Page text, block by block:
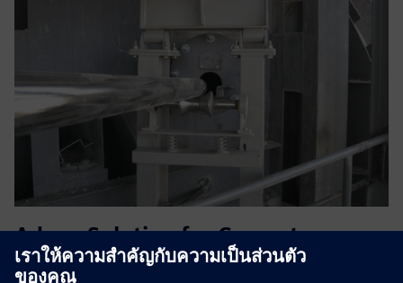
Adage Solution for Cement
Industry Kiln Inlet application